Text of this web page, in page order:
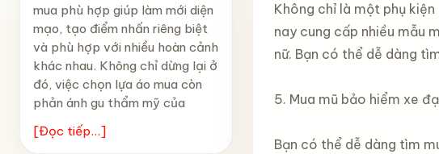
mua phù hợp giúp làm mới diện
mạo, tạo điểm nhấn riêng biệt
và phù hợp với nhiều hoàn cảnh
khác nhau. Không chỉ dừng lại ở
đó, việc chọn lựa áo mua còn
phản ánh gu thẩm mỹ của
[Đọc tiếp...]
Không chỉ là một phụ kiện
nay cung cấp nhiều mẫu
nữ. Bạn có thể dễ dàng
5. Mua mũ bảo hiểm xe
Bạn có thể dễ dàng tìm